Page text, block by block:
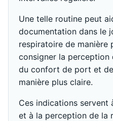
Une telle routine peut
documentation dans le
respiratoire de manière
consigner la perception
du confort de port et
manière plus claire.
Ces indications servent
et à la perception de la